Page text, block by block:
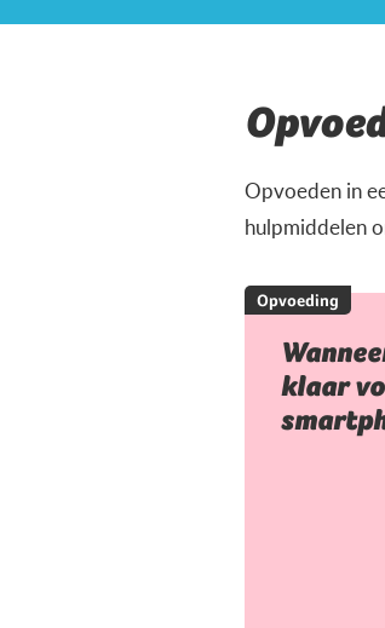
Opvoeden in
hulpmiddelen
Opvoeding
klaar